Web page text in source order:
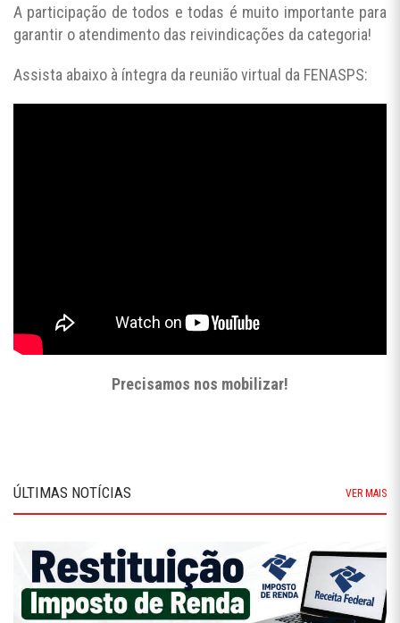
A participação de todos e todas é muito importante para
garantir o atendimento das reivindicações da categoria!
Assista abaixo à íntegra da reunião virtual da FENASPS:
Precisamos nos mobilizar!
ÚLTIMAS NOTÍCIAS VER MAIS